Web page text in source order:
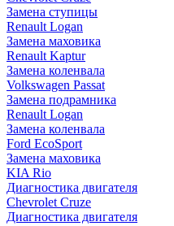
Замена ступицы
Renault Logan
Замена маховика
Renault Kaptur
Замена коленвала
Volkswagen Passat
Замена подрамника
Renault Logan
Замена коленвала
Ford EcoSport
Замена маховика
KIA Rio
Диагностика двигателя
Chevrolet Cruze
Диагностика двигателя